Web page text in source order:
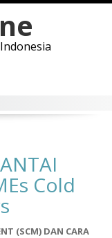
Cold
(SCM) DAN CARA